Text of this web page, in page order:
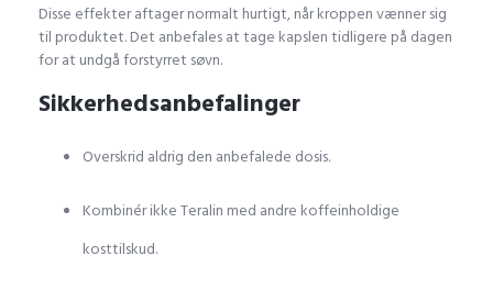
Disse effekter aftager normalt hurtigt, når kroppen vænner sig
til produktet. Det anbefales at tage kapslen tidligere på dagen
for at undgå forstyrret søvn.
Sikkerhedsanbefalinger
Overskrid aldrig den anbefalede dosis.
Kombinér ikke Teralin med andre koffeinholdige
kosttilskud.